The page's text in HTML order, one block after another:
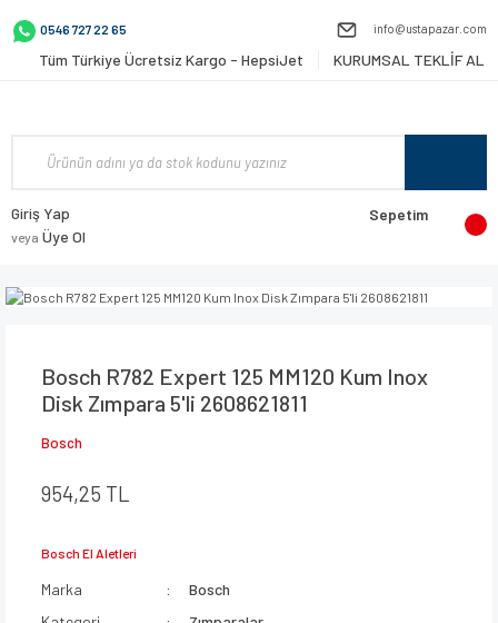
0546 727 22 65 info@ustapazar.com
Tüm Türkiye Ücretsiz Kargo - HepsiJet KURUMSAL TEKLİF AL
Giriş Yap
veya Üye Ol
Sepetim
Bosch R782 Expert 125 MM120 Kum Inox
Disk Zımpara 5'li 2608621811
Bosch
954,25 TL
Bosch El Aletleri
Marka
Bosch